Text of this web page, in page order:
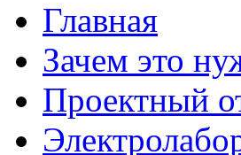
Главная
Зачем это
Проектный